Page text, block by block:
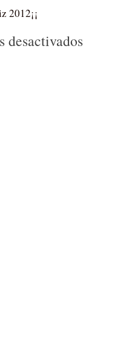
2012¡¡
desactivados